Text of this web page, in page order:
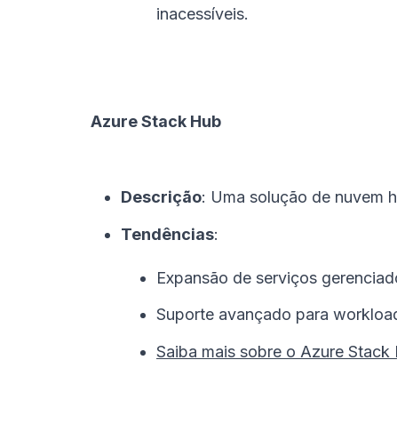
inacessíveis.
Azure Stack Hub
Descrição: Uma solução de nuvem
Tendências:
Expansão de serviços
Suporte avançado para
Saiba mais sobre o Azure Stack